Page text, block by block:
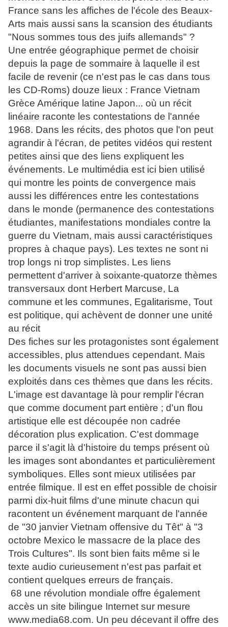
France sans les affiches de l'école des Beaux-
Arts mais aussi sans la scansion des étudiants
"Nous sommes tous des juifs allemands" ?
Une entrée géographique permet de choisir
depuis la page de sommaire à laquelle il est
facile de revenir (ce n'est pas le cas dans tous
les CD-Roms) douze lieux : France Vietnam
Grèce Amérique latine Japon... où un récit
linéaire raconte les contestations de l'année
1968. Dans les récits, des photos que l'on peut
agrandir à l'écran, de petites vidéos qui restent
petites ainsi que des liens expliquent les
événements. Le multimédia est ici bien utilisé
qui montre les points de convergence mais
aussi les différences entre les contestations
dans le monde (permanence des contestations
étudiantes, manifestations mondiales contre la
guerre du Vietnam, mais aussi caractéristiques
propres à chaque pays). Les textes ne sont ni
trop longs ni trop simplistes. Les liens
permettent d'arriver à soixante-quatorze thèmes
transversaux dont Herbert Marcuse, La
commune et les communes, Egalitarisme, Tout
est politique, qui achèvent de donner une unité
au récit
Des fiches sur les protagonistes sont également
accessibles, plus attendues cependant. Mais
les documents visuels ne sont pas aussi bien
exploités dans ces thèmes que dans les récits.
L'image est davantage là pour remplir l'écran
que comme document part entière ; d'un flou
artistique elle est découpée non cadrée
décoration plus explication. C'est dommage
parce il s'agit là d'histoire du temps présent où
les images sont abondantes et particulièrement
symboliques. Elles sont mieux utilisées par
entrée filmique. Il est en effet possible de choisir
parmi dix-huit films d'une minute chacun qui
racontent un événement marquant de l'année
de "30 janvier Vietnam offensive du Têt" à "3
octobre Mexico le massacre de la place des
Trois Cultures". Ils sont bien faits même si le
texte audio curieusement n'est pas parfait et
contient quelques erreurs de français.
68 une révolution mondiale offre également
accès un site bilingue Internet sur mesure
www.media68.com. Un peu décevant il offre des